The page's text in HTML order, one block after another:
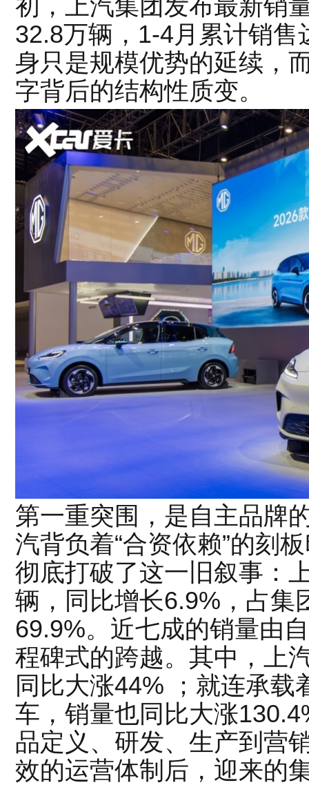
初，上汽集团发布最新销
32.8万辆，1-4月累计销
身只是规模优势的延续，
字背后的结构性质变。
第一重突围，是自主品牌
汽背负着“合资依赖”的刻
彻底打破了这一旧叙事：
辆，同比增长6.9%，占集
69.9%。近七成的销量由
程碑式的跨越。其中，上
同比大涨44% ；就连承载
车，销量也同比大涨
品定义、研发、生产到营
效的运营体制后，迎来的